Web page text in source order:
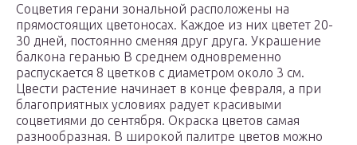
Соцветия герани зональной расположены на
прямостоящих цветоносах. Каждое из них цветет 20-
30 дней, постоянно сменяя друг друга. Украшение
балкона геранью В среднем одновременно
распускается 8 цветков с диаметром около 3 см.
Цвести растение начинает в конце февраля, а при
благоприятных условиях радует красивыми
соцветиями до сентября. Окраска цветов самая
разнообразная. В широкой палитре цветов можно